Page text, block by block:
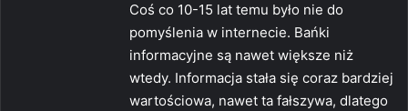
Coś co 10-15 lat temu było nie do
pomyślenia w internecie. Bańki
informacyjne są nawet większe niż
wtedy. Informacja stała się coraz bardziej
wartościowa, nawet ta fałszywa, dlatego